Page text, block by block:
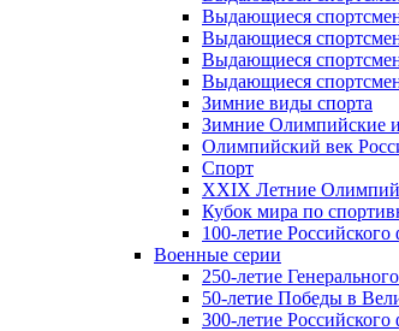
Выдающиеся
Выдающиеся
Выдающиеся
Выдающиеся
Зимние виды спорта
Зимние Олимпийские
Олимпийский век
Спорт
XXIX Летние
Кубок мира по
100-летие Российского
Военные серии
250-летие
50-летие Победы в
300-летие Российского